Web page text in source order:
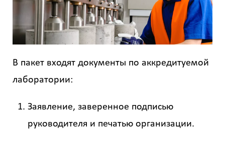
В пакет входят документы по аккредитуемой
лаборатории:
Заявление, заверенное подписью
руководителя и печатью организации.